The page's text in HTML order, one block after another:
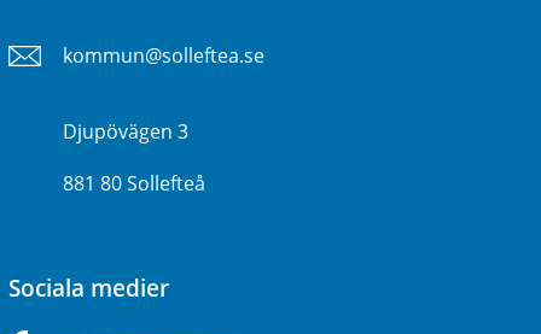
kommun@solleftea.se
Djupövägen 3
881 80 Sollefteå
Sociala medier